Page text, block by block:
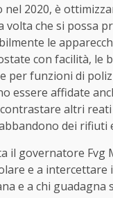
nel 2020, è
volta che si possa
le
con facilità,
per funzioni di
essere affidate
altri
dei rifiuti
il governatore
e a
e a chi guadagna